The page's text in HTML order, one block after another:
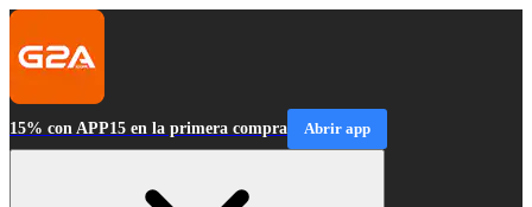
15% con APP15 en la primera compra Abrir app